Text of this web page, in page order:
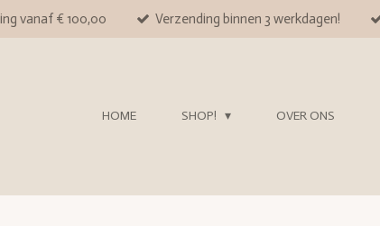
vanaf € 100,00 Verzending binnen 3 werkdagen!
HOME SHOP! OVER ONS